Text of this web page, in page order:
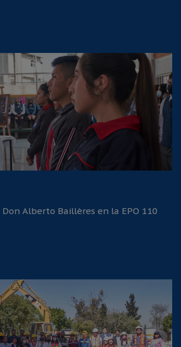
Alberto Baillères en la EPO 110